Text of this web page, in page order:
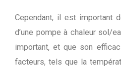
Cependant, il est important
d’une pompe à chaleur sol/
important, et que son
facteurs, tels que la